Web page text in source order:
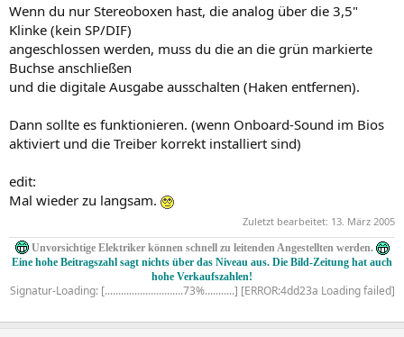
Wenn du nur Stereoboxen hast, die analog über die 3,5"
Klinke (kein SP/DIF)
angeschlossen werden, muss du die an die grün markierte
Buchse anschließen
und die digitale Ausgabe ausschalten (Haken entfernen).
Dann sollte es funktionieren. (wenn Onboard-Sound im Bios
aktiviert und die Treiber korrekt installiert sind)
edit:
Mal wieder zu langsam.
Zuletzt bearbeitet: 13. März 2005
Unvorsichtige Elektriker können schnell zu leitenden Angestellten werden.
Eine hohe Beitragszahl sagt nichts über das Niveau aus. Die Bild-Zeitung hat auch
hohe Verkaufszahlen!
Signatur-Loading: [.............................73%...........] [ERROR:4dd23a Loading failed]